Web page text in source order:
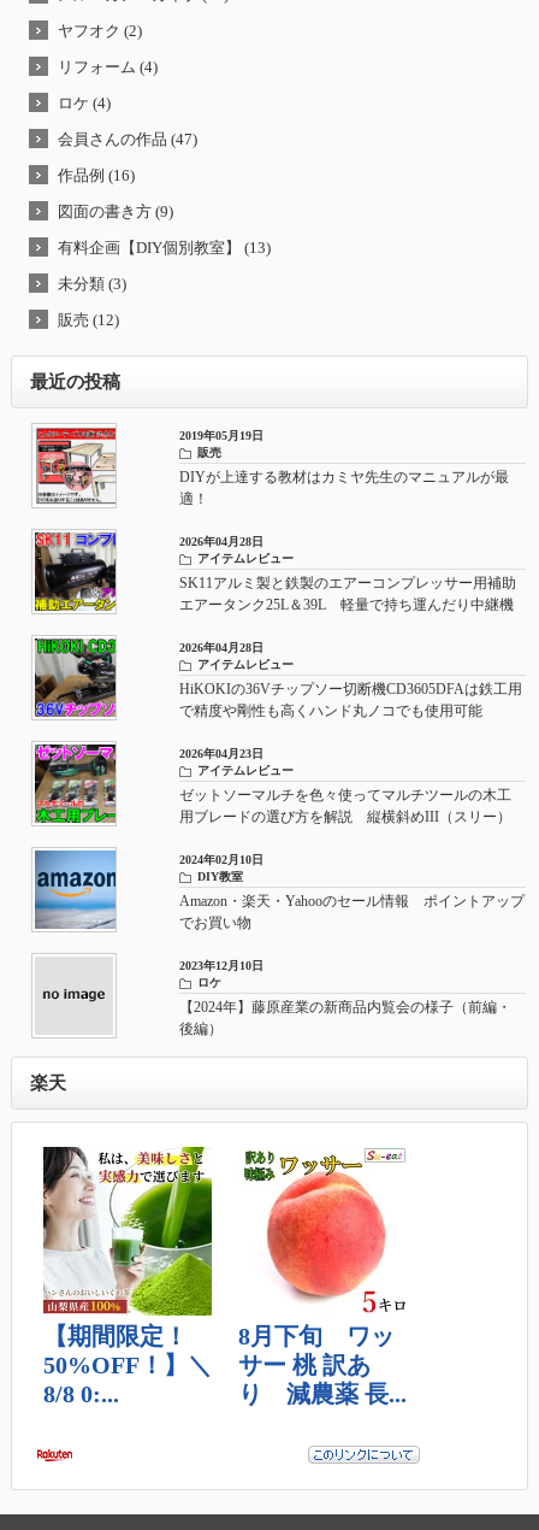
ヤフオク (2)
リフォーム (4)
ロケ (4)
会員さんの作品 (47)
作品例 (16)
図面の書き方 (9)
有料企画【DIY個別教室】 (13)
未分類 (3)
販売 (12)
最近の投稿
2019年05月19日
販売
DIYが上達する教材はカミヤ先生のマニュアルが最
適！
2026年04月28日
アイテムレビュー
SK11アルミ製と鉄製のエアーコンプレッサー用補助
エアータンク25L＆39L 軽量で持ち運んだり中継機
2026年04月28日
アイテムレビュー
HiKOKIの36Vチップソー切断機CD3605DFAは鉄工用
で精度や剛性も高くハンド丸ノコでも使用可能
2026年04月23日
アイテムレビュー
ゼットソーマルチを色々使ってマルチツールの木工
用ブレードの選び方を解説 縦横斜めIII（スリー）
2024年02月10日
DIY教室
Amazon・楽天・Yahooのセール情報 ポイントアップ
でお買い物
2023年12月10日
ロケ
【2024年】藤原産業の新商品内覧会の様子（前編・
後編）
楽天